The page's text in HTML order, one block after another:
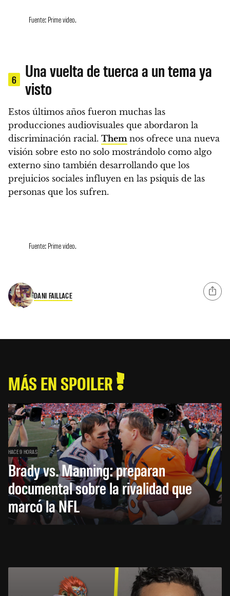
Fuente: Prime video.
6
Una vuelta de tuerca a un tema ya
visto
Estos últimos años fueron muchas las
producciones audiovisuales que abordaron la
discriminación racial. Them nos ofrece una nueva
visión sobre esto no solo mostrándolo como algo
externo sino también desarrollando que los
prejuicios sociales influyen en las psiquis de las
personas que los sufren.
Fuente: Prime video.
DANI FAILLACE
MÁS EN SPOILER
HACE 9 HORAS
Brady vs. Manning: preparan
documental sobre la rivalidad que
marcó la NFL